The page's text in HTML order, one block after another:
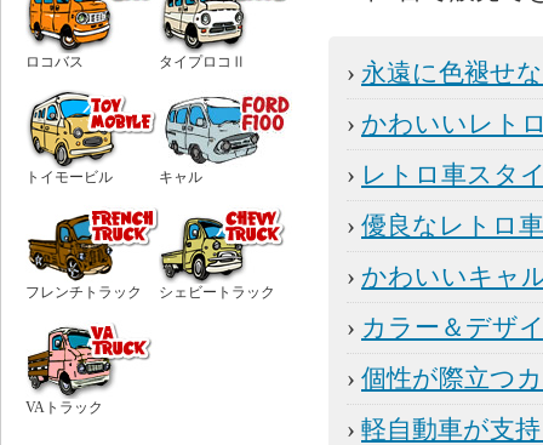
ロコバス タイプロコⅡ
トイモービル キャル
フレンチトラック シェビートラック
VAトラック
› 永遠に色褪せ
› かわいいレト
› レトロ車スタ
› 優良なレトロ
› かわいいキャ
› カラー＆デザ
› 個性が際立つ
› 軽自動車が支